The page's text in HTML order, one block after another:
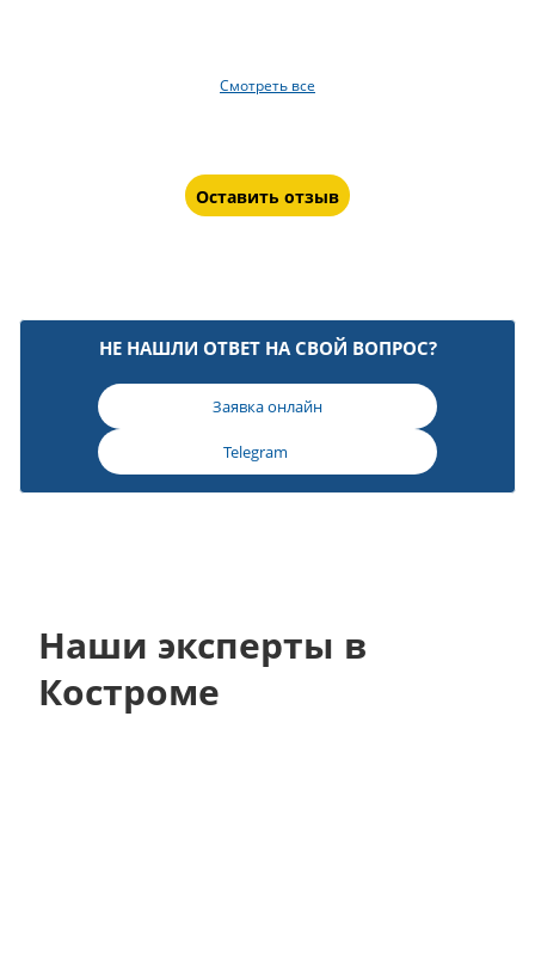
Смотреть все
Оставить отзыв
НЕ НАШЛИ ОТВЕТ НА СВОЙ ВОПРОС?
Заявка онлайн
Telegram
Наши эксперты в
Костроме